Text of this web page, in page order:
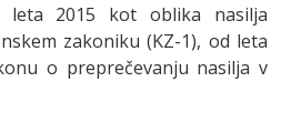
leta 2015 kot oblika nasilja
zakoniku (KZ-1), od leta
o preprečevanju nasilja v